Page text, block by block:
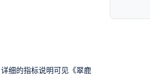
细的指标说明可见 《翠鹿